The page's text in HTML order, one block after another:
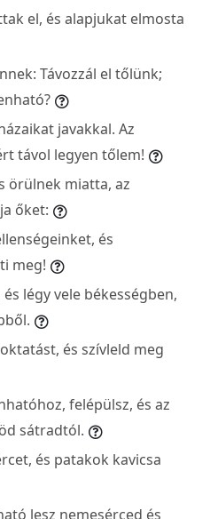
el, és alapjukat elmosta
Távozzál el tőlünk;
javakkal. Az
távol legyen tőlem!
örülnek miatta, az
őket:
és
meg!
légy vele békességben,
és szívleld meg
felépülsz, és az
sátradtól.
és patakok kavicsa
lesz nemesérced és